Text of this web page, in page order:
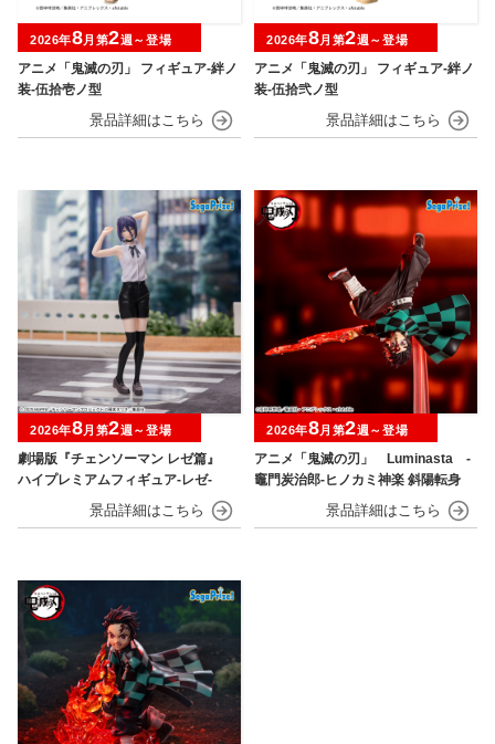
アニメ「鬼滅の刃」 フィギュア-絆ノ
装-伍拾壱ノ型
2026年8月第2週～登場
アニメ「鬼滅の刃」 フィギュア-絆ノ
装-伍拾弐ノ型
2026年8月第2週～登場
劇場版『チェンソーマン レゼ篇』
ハイプレミアムフィギュア‐レゼ‐
2026年8月第2週～登場
アニメ「鬼滅の刃」 Luminasta ‐
竈門炭治郎‐ヒノカミ神楽 斜陽転身
2026年8月第2週～登場